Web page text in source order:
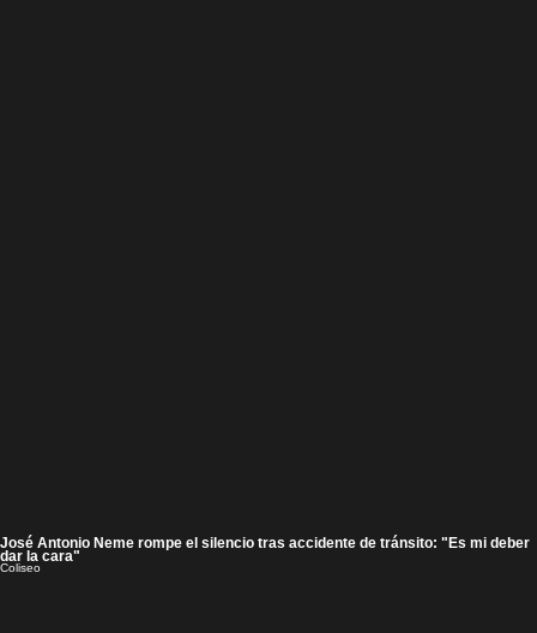
José Antonio Neme rompe el silencio tras accidente de tránsito: "Es mi deber
dar la cara"
Coliseo